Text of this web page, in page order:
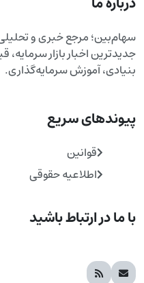
سهام‌بین؛ مرجع خبری و تحلیلی
جدیدترین اخبار بازار
بنیادی، آموزش سرمایه‌گذاری.
پیوندهای سریع
قوانین
اطلاعیه حقوقی
با ما در ارتباط باشید